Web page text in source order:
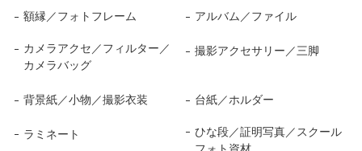
額縁／フォトフレーム アルバム／ファイル
カメラアクセ／フィルター／
カメラバッグ
撮影アクセサリー／三脚
背景紙／小物／撮影衣装 台紙／ホルダー
ラミネート
ひな段／証明写真／スクール
フォト資材